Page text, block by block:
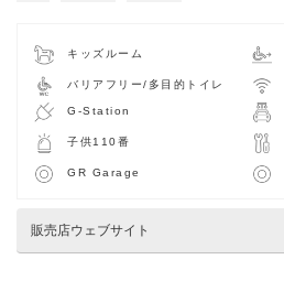
キッズルーム
バリアフリー/多目的トイレ
G-Station
子供110番
GR Garage
販売店ウェブサイト